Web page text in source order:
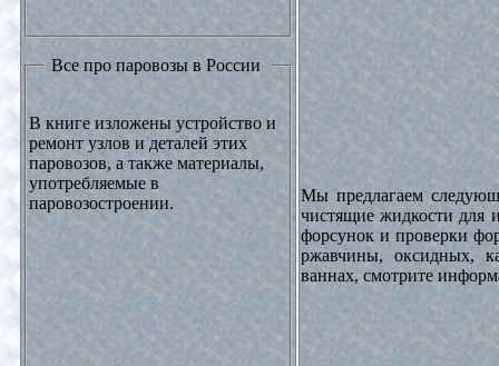
Все про паровозы в России
В книге изложены устройство и
ремонт узлов и деталей этих
паровозов, а также материалы,
употребляемые в
паровозостроении.
Мы предлагаем
чистящие жидкости для
форсунок и проверки
ржавчины, оксидных,
ваннах, смотрите